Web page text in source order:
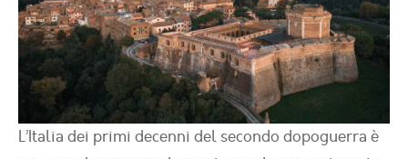
L’Italia dei primi decenni del secondo dopoguerra è